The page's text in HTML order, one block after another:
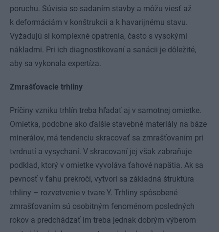
poruchu. Súvisia so sadaním stavby a môžu viesť až
k deformáciám v konštrukcii a k havarijnému stavu.
Vyžadujú si komplexné opatrenia, často s vysokými
nákladmi. Pri ich diagnostikovaní a sanácii je dôležité,
aby sa vykonala expertíza.
Zmrašťovacie trhliny
Príčiny vzniku trhlín treba hľadať aj v samotnej omietke.
Omietka, podobne ako ďalšie stavebné materiály na báze
minerálov, má tendenciu skracovať sa zmrašťovaním pri
tvrdnutí a vysychaní. V skracovaní jej však zabraňuje
podklad, ktorý v omietke vyvoláva ťahové napätia. Ak sa
pevnosť v ťahu prekročí, vytvorí sa základná štruktúra
trhliny – rozvetvenie v tvare Y. Trhliny spôsobené
zmrašťovaním sú osobitným fenoménom posledných
rokov a predchádzať im treba jednak dobrým výberom